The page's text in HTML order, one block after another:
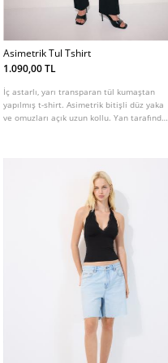
Asimetrik Tul Tshirt
1.090,00 TL
İç astarlı, yarı transparan tül kumaştan
yapılmış t-shirt. Asimetrik bitişli düz yaka
ve omuzları açık uzun kollu. Yan tarafında